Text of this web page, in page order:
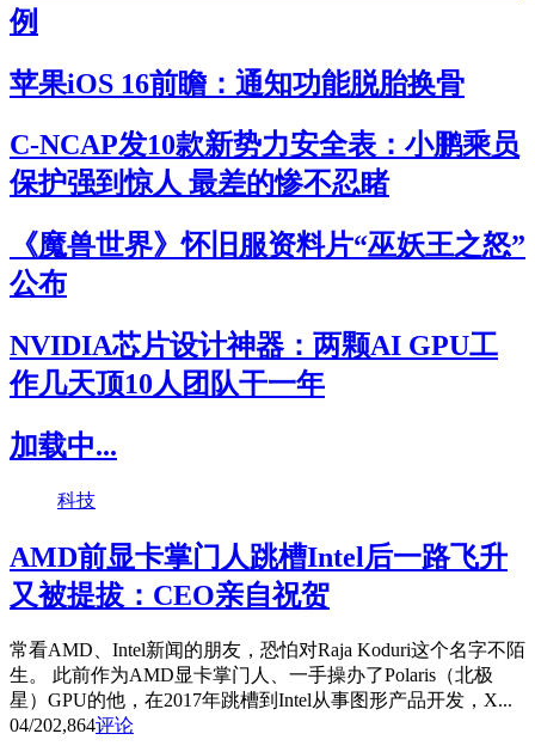
例
苹果iOS 16前瞻：通知功能脱胎换骨
C-NCAP发10款新势力安全表：小鹏乘员
保护强到惊人 最差的惨不忍睹
《魔兽世界》怀旧服资料片“巫妖王之怒”
公布
NVIDIA芯片设计神器：两颗AI GPU工
作几天顶10人团队干一年
加载中...
科技
AMD前显卡掌门人跳槽Intel后一路飞升
又被提拔：CEO亲自祝贺
常看AMD、Intel新闻的朋友，恐怕对Raja Koduri这个名字不陌
生。 此前作为AMD显卡掌门人、一手操办了Polaris（北极
星）GPU的他，在2017年跳槽到Intel从事图形产品开发，X...
04/202,864评论